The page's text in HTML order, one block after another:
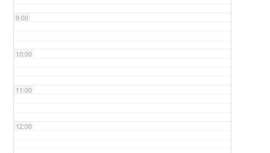
9:00
10:00
11:00
12:00